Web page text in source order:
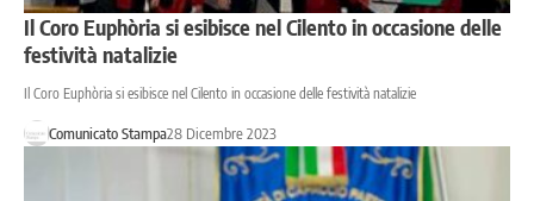
Il Coro Euphòria si esibisce nel Cilento in occasione delle
festività natalizie
Il Coro Euphòria si esibisce nel Cilento in occasione delle festività natalizie
Comunicato Stampa28 Dicembre 2023